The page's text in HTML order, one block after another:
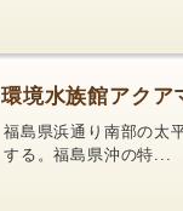
環境水族館アクア
福島県浜通り南部の太
する。福島県沖の特...